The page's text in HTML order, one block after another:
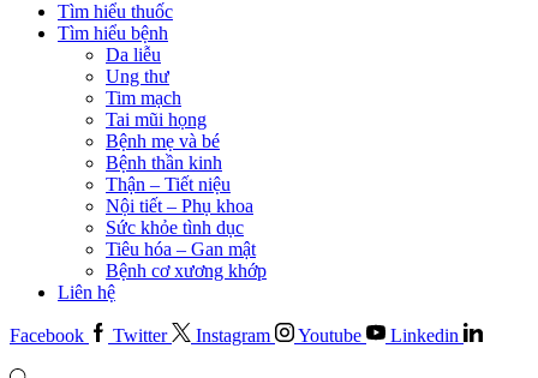
Tìm hiểu thuốc
Tìm hiểu bệnh
Da liễu
Ung thư
Tim mạch
Tai mũi họng
Bệnh mẹ và bé
Bệnh thần kinh
Thận – Tiết niệu
Nội tiết – Phụ khoa
Sức khỏe tình dục
Tiêu hóa – Gan mật
Bệnh cơ xương khớp
Liên hệ
Facebook Twitter Instagram Youtube Linkedin